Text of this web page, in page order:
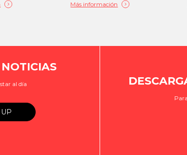
Más información
al día